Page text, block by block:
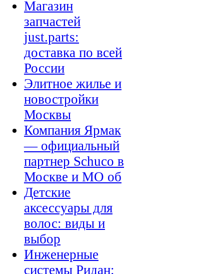
Магазин
запчастей
just.parts:
доставка по всей
России
Элитное жилье и
новостройки
Москвы
Компания Ярмак
— официальный
партнер Schuco в
Москве и МО об
Детские
аксессуары для
волос: виды и
выбор
Инженерные
системы Ридан: